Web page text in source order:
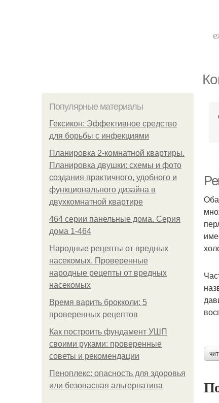
Популярные материалы
Гексикон: Эффективное средство
для борьбы с инфекциями
Планировка 2-комнатной квартиры.
Планировка двушки: схемы и фото
создания практичного, удобного и
функционального дизайна в
двухкомнатной квартире
464 серии панельные дома. Серия
дома 1-464
Народные рецепты от вредных
насекомых. Проверенные
народные рецепты от вредных
насекомых
Время варить брокколи: 5
проверенных рецептов
Как построить фундамент УШП
своими руками: проверенные
советы и рекомендации
Пеноплекс: опасность для здоровья
или безопасная альтернатива